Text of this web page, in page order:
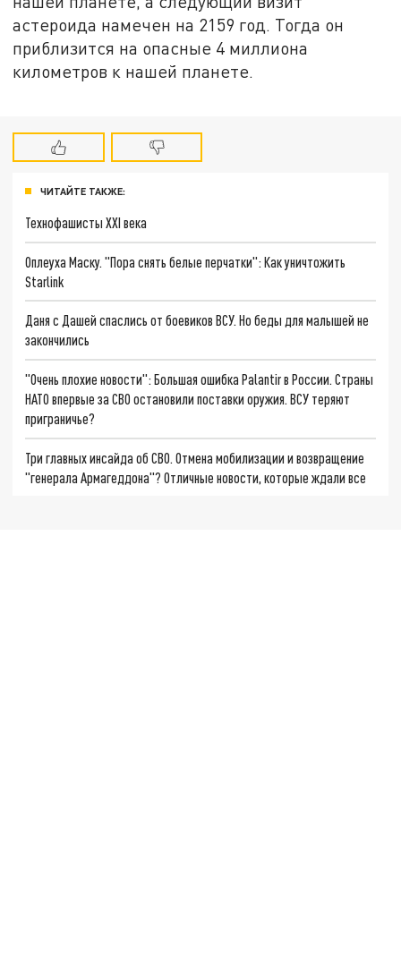
астероида намечен на 2159 год. Тогда он
приблизится на опасные 4 миллиона
километров к нашей планете.
ЧИТАЙТЕ ТАКЖЕ:
Технофашисты XXI века
Оплеуха Маску. "Пора снять белые перчатки": Как уничтожить
Starlink
Даня с Дашей спаслись от боевиков ВСУ. Но беды для малышей не
закончились
"Очень плохие новости": Большая ошибка Palantir в России. Страны
НАТО впервые за СВО остановили поставки оружия. ВСУ теряют
приграничье?
Три главных инсайда об СВО. Отмена мобилизации и возвращение
"генерала Армагеддона"? Отличные новости, которые ждали все